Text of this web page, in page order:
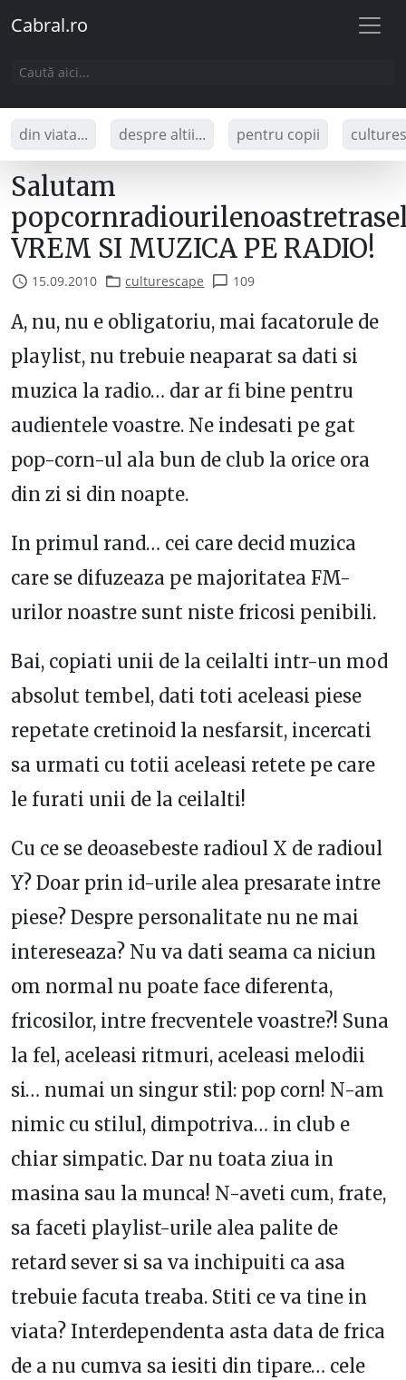
Cabral.ro
din viata... despre altii... pentru copii
Salutam
VREM SI MUZICA PE RADIO!
15.09.2010 culturescape 109
A, nu, nu e obligatoriu, mai facatorule de
playlist, nu trebuie neaparat sa dati si
muzica la radio… dar ar fi bine pentru
audientele voastre. Ne indesati pe gat
pop-corn-ul ala bun de club la orice ora
din zi si din noapte.
In primul rand… cei care decid muzica
care se difuzeaza pe majoritatea FM-
urilor noastre sunt niste fricosi penibili.
Bai, copiati unii de la ceilalti intr-un mod
absolut tembel, dati toti aceleasi piese
repetate cretinoid la nesfarsit, incercati
sa urmati cu totii aceleasi retete pe care
le furati unii de la ceilalti!
Cu ce se deoasebeste radioul X de radioul
Y? Doar prin id-urile alea presarate intre
piese? Despre personalitate nu ne mai
intereseaza? Nu va dati seama ca niciun
om normal nu poate face diferenta,
fricosilor, intre frecventele voastre?! Suna
la fel, aceleasi ritmuri, aceleasi melodii
si… numai un singur stil: pop corn! N-am
nimic cu stilul, dimpotriva… in club e
chiar simpatic. Dar nu toata ziua in
masina sau la munca! N-aveti cum, frate,
sa faceti playlist-urile alea palite de
retard sever si sa va inchipuiti ca asa
trebuie facuta treaba. Stiti ce va tine in
viata? Interdependenta asta data de frica
de a nu cumva sa iesiti din tipare… cele